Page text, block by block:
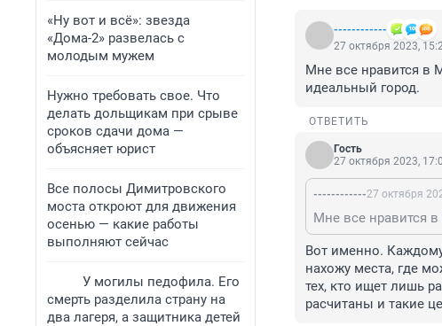
«Ну вот и всё»: звезда
«Дома-2» развелась с
молодым мужем
Нужно требовать свое. Что
делать дольщикам при срыве
сроков сдачи дома —
объясняет юрист
Все полосы Димитровского
моста откроют для движения
осенью — какие работы
выполняют сейчас
У могилы педофила. Его
смерть разделила страну на
два лагеря, а защитника детей
------------
27 октября 2023,
Мне все нравится в
идеальный город.
ОТВЕТИТЬ
Гость
27 октября 2023,
------------27 октября
Вот именно.
нахожу места, где
тех, кто ищет лишь
расчитаны и такие